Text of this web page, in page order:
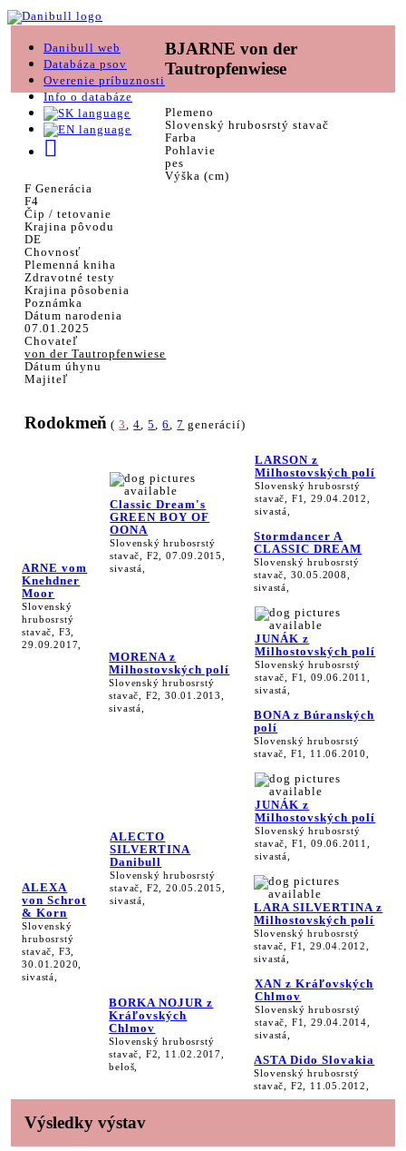
Danibull web
Databáza psov
Overenie príbuznosti
Info o databáze
BJARNE von der
Tautropfenwiese
Plemeno
Slovenský hrubosrstý stavač
Farba
Pohlavie
pes
Výška (cm)
F Generácia
F4
Čip / tetovanie
Krajina pôvodu
DE
Chovnosť
Plemenná kniha
Zdravotné testy
Krajina pôsobenia
Poznámka
Dátum narodenia
07.01.2025
Chovateľ
von der Tautropfenwiese
Dátum úhynu
Majiteľ
Rodokmeň (3,4,5,6,7 generácií)
ARNE vom
Knehdner
Moor
Slovenský
hrubosrstý
stavač, F3,
29.09.2017,
Classic Dream's
GREEN BOY OF
OONA
Slovenský hrubosrstý
stavač, F2, 07.09.2015,
sivastá,
LARSON z
Milhostovských polí
Slovenský hrubosrstý
stavač, F1, 29.04.2012,
sivastá,
Stormdancer A
CLASSIC DREAM
Slovenský hrubosrstý
stavač, 30.05.2008,
sivastá,
MORENA z
Milhostovských polí
Slovenský hrubosrstý
stavač, F2, 30.01.2013,
sivastá,
JUNÁK z
Milhostovských polí
Slovenský hrubosrstý
stavač, F1, 09.06.2011,
sivastá,
BONA z Búranských
polí
Slovenský hrubosrstý
stavač, F1, 11.06.2010,
ALEXA
von Schrot
& Korn
Slovenský
hrubosrstý
stavač, F3,
30.01.2020,
sivastá,
ALECTO
SILVERTINA
Danibull
Slovenský hrubosrstý
stavač, F2, 20.05.2015,
sivastá,
JUNÁK z
Milhostovských polí
Slovenský hrubosrstý
stavač, F1, 09.06.2011,
sivastá,
LARA SILVERTINA z
Milhostovských polí
Slovenský hrubosrstý
stavač, F1, 29.04.2012,
sivastá,
BORKA NOJUR z
Kráľovských
Chlmov
Slovenský hrubosrstý
stavač, F2, 11.02.2017,
beloš,
XAN z Kráľovských
Chlmov
Slovenský hrubosrstý
stavač, F1, 29.04.2014,
sivastá,
ASTA Dido Slovakia
Slovenský hrubosrstý
stavač, F2, 11.05.2012,
Výsledky výstav